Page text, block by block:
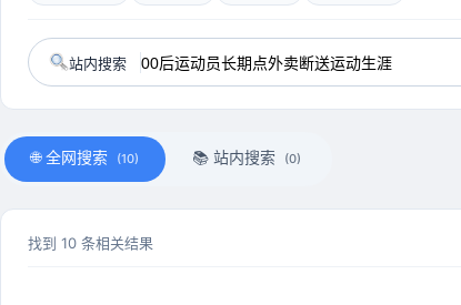
站内搜索
🌐 全网搜索 (10) 📚 站内搜索 (0)
找到 10 条相关结果